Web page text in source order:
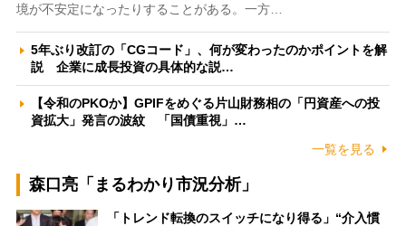
境が不安定になったりすることがある。一方…
5年ぶり改訂の「CGコード」、何が変わったのかポイントを解
説 企業に成長投資の具体的な説…
【令和のPKOか】GPIFをめぐる片山財務相の「円資産への投
資拡大」発言の波紋 「国債重視」…
一覧を見る
森口亮「まるわかり市況分析」
「トレンド転換のスイッチになり得る」“介入慣